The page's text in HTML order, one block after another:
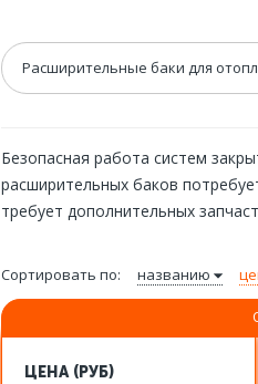
Расширительные баки для
Безопасная работа систем
расширительных баков
требует дополнительных
Сортировать по: названию
ЦЕНА (РУБ)